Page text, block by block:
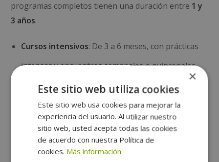
programas completos tienen una duración entre 1 y
3 años.
Cursos intensivos: De 3 a 6 meses, con prácticas
intensas y encuentros semanales o quincenales.
Formación regular: Programas de 1 a 2 años con
clases mensuales y supervisión constante.
Diplomados online : Flexibles y accesibles desde
×
Este sitio web utiliza cookies
Este sitio web usa cookies para mejorar la
experiencia del usuario. Al utilizar nuestro
sitio web, usted acepta todas las cookies
de acuerdo con nuestra Política de
cookies. Más información